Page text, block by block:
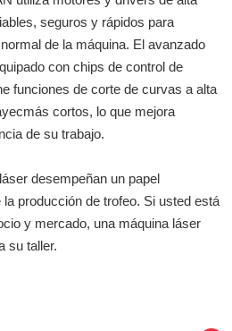
seguros y rápidos para
de la máquina. El avanzado
con chips de control de
funciones de corte de curvas a alta
cortos, lo que mejora
de su trabajo.
desempeñan un papel
producción de trofeo. Si usted está
y mercado, una máquina láser
su taller.